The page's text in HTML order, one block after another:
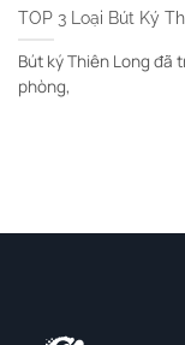
TOP 3 Loại Bút Ký
Bút ký Thiên Long
phòng,